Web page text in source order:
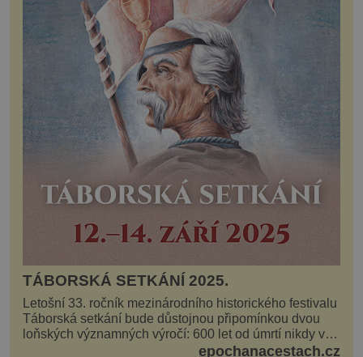
TÁBORSKÁ SETKÁNÍ 2025.
Letošní 33. ročník mezinárodního historického festivalu
Táborská setkání bude důstojnou připomínkou dvou
loňských významných výročí: 600 let od úmrtí nikdy v
poli neporaženého hejtmana Jana Žižky z Tr...
epochanacestach.cz